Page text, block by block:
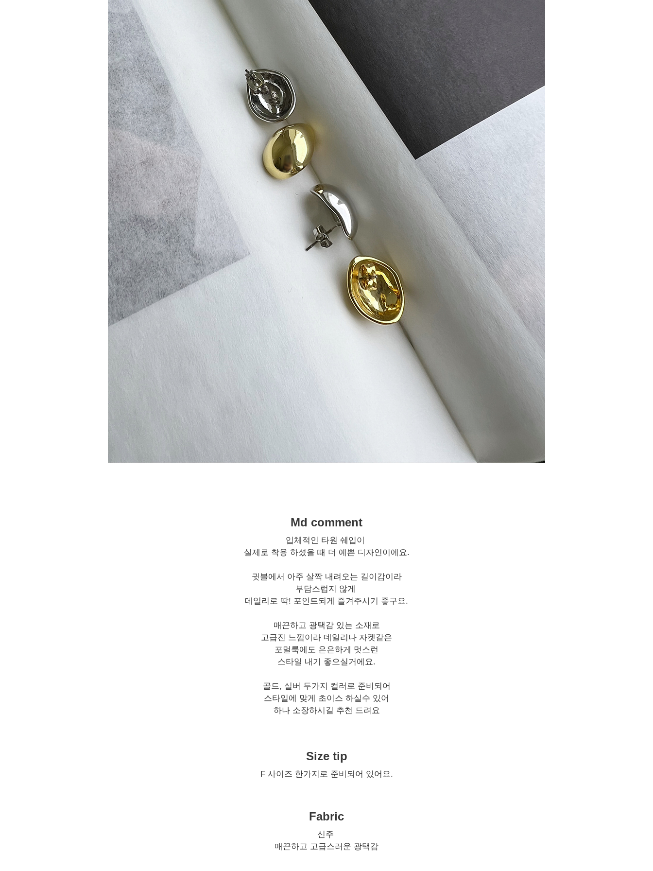
Md comment
입체적인 타원 쉐입이
실제로 착용 하셨을 때 더 예쁜 디자인이에요.
귓볼에서 아주 살짝 내려오는 길이감이라
부담스럽지 않게
데일리로 딱! 포인트되게 즐겨주시기 좋구요.
매끈하고 광택감 있는 소재로
고급진 느낌이라 데일리나 자켓같은
포멀룩에도 은은하게 멋스런
스타일 내기 좋으실거에요.
골드, 실버 두가지 컬러로 준비되어
스타일에 맞게 초이스 하실수 있어
하나 소장하시길 추천 드려요
Size tip
F 사이즈 한가지로 준비되어 있어요.
Fabric
신주
매끈하고 고급스러운 광택감